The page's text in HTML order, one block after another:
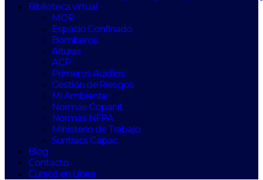
Biblioteca virtual
MOP
Espacio Confinado
Bomberos
Alturas
ACP
Primeros Auxilios
Gestión de Riesgos
Mi Ambiente
Normas Copanit
Normas NFPA
Ministerio de Trabajo
Suntracs Capac
Blog
Contacto
Cursos en Línea